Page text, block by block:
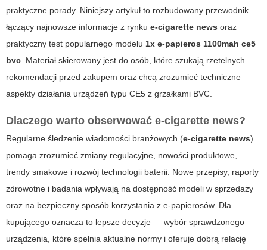
praktyczne porady. Niniejszy artykuł to rozbudowany przewodnik
łączący najnowsze informacje z rynku e-cigarette news oraz
praktyczny test popularnego modelu 1x e-papieros 1100mah ce5
bvc. Materiał skierowany jest do osób, które szukają rzetelnych
rekomendacji przed zakupem oraz chcą zrozumieć techniczne
aspekty działania urządzeń typu CE5 z grzałkami BVC.
Dlaczego warto obserwować e-cigarette news?
Regularne śledzenie wiadomości branżowych (e-cigarette news)
pomaga zrozumieć zmiany regulacyjne, nowości produktowe,
trendy smakowe i rozwój technologii baterii. Nowe przepisy, raporty
zdrowotne i badania wpływają na dostępność modeli w sprzedaży
oraz na bezpieczny sposób korzystania z e-papierosów. Dla
kupującego oznacza to lepsze decyzje — wybór sprawdzonego
urządzenia, które spełnia aktualne normy i oferuje dobrą relację